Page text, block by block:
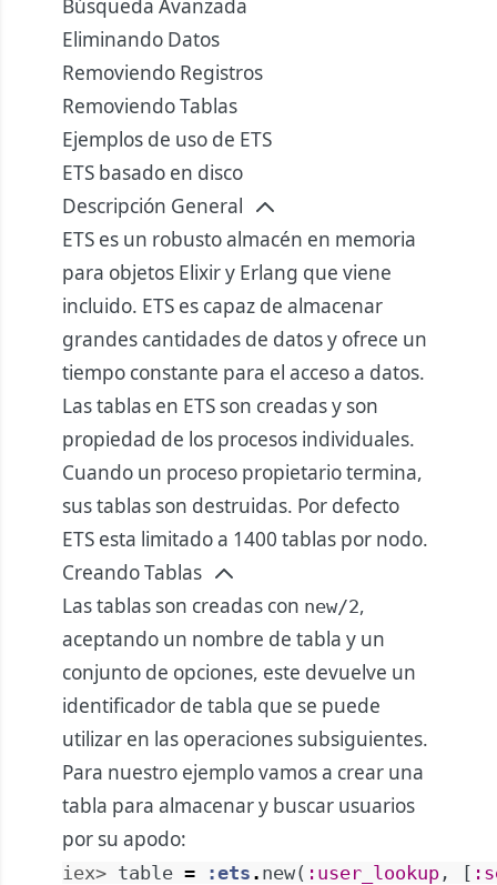
Búsqueda Avanzada
Eliminando Datos
Removiendo Registros
Removiendo Tablas
Ejemplos de uso de ETS
ETS basado en disco
Descripción General
ETS es un robusto almacén en memoria
para objetos Elixir y Erlang que viene
incluido. ETS es capaz de almacenar
grandes cantidades de datos y ofrece un
tiempo constante para el acceso a datos.
Las tablas en ETS son creadas y son
propiedad de los procesos individuales.
Cuando un proceso propietario termina,
sus tablas son destruidas. Por defecto
ETS esta limitado a 1400 tablas por nodo.
Creando Tablas
Las tablas son creadas con new/2,
aceptando un nombre de tabla y un
conjunto de opciones, este devuelve un
identificador de tabla que se puede
utilizar en las operaciones subsiguientes.
Para nuestro ejemplo vamos a crear una
tabla para almacenar y buscar usuarios
por su apodo:
iex> table = :ets . new( :user_lookup , [